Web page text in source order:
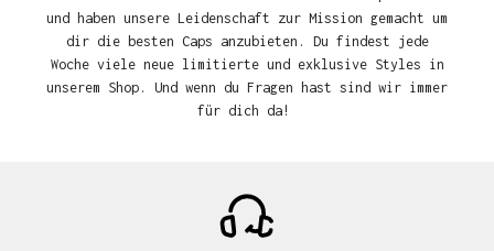
und haben unsere Leidenschaft zur Mission gemacht um
dir die besten Caps anzubieten. Du findest jede
Woche viele neue limitierte und exklusive Styles in
unserem Shop. Und wenn du Fragen hast sind wir immer
für dich da!